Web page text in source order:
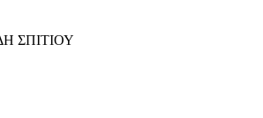
ΣΠΙΤΙΟΥ